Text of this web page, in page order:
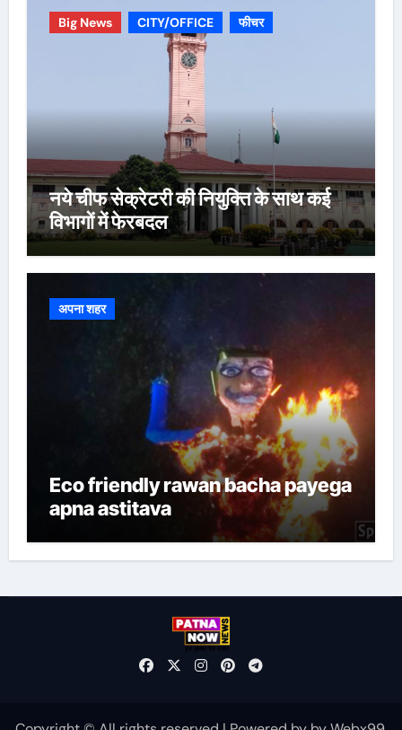
Big News CITY/OFFICE फीचर
नये चीफ सेक्रेटरी की नियुक्ति के साथ कई
विभागों में फेरबदल
अपना शहर
Eco friendly rawan bacha payega
apna astitava